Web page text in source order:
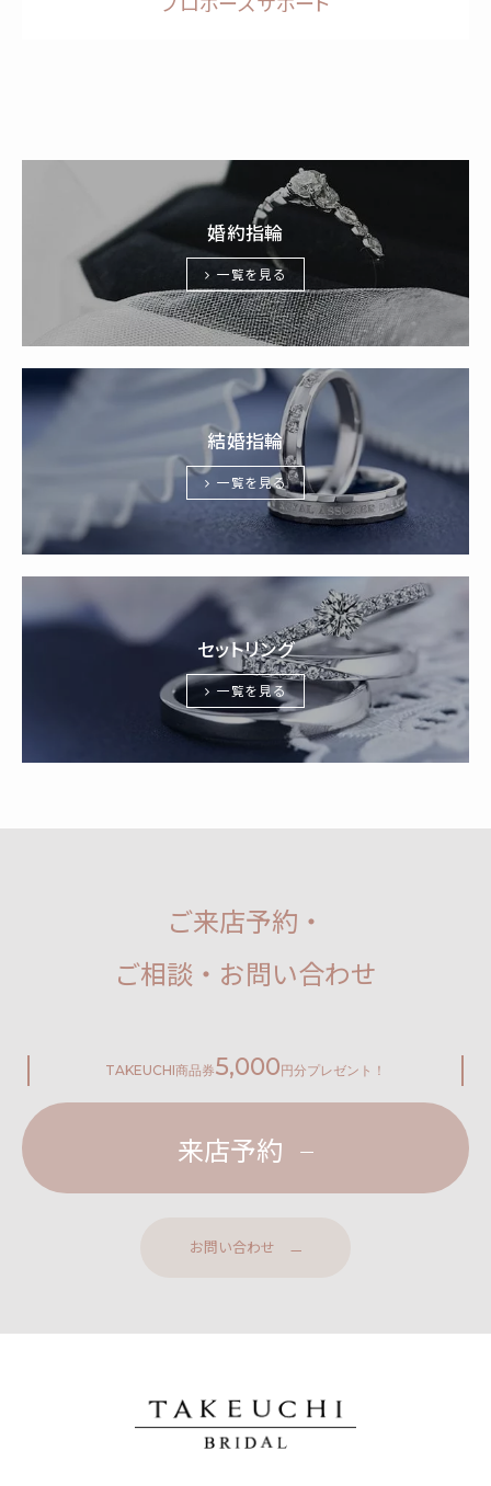
婚約指輪
一覧を見る
結婚指輪
一覧を見る
セットリング
一覧を見る
ご来店予約・
ご相談・お問い合わせ
TAKEUCHI商品券5,000 円分プレゼント！
来店予約
お問い合わせ